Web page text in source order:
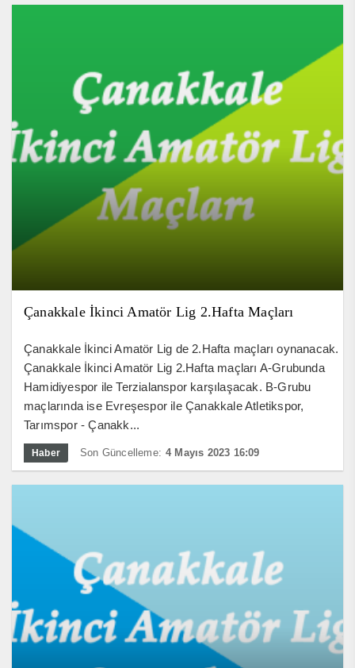
Çanakkale İkinci Amatör Lig 2.Hafta Maçları
Çanakkale İkinci Amatör Lig de 2.Hafta maçları oynanacak.
Çanakkale İkinci Amatör Lig 2.Hafta maçları A-Grubunda
Hamidiyespor ile Terzialanspor karşılaşacak. B-Grubu
maçlarında ise Evreşespor ile Çanakkale Atletikspor,
Tarımspor - Çanakk...
Haber Son Güncelleme: 4 Mayıs 2023 16:09